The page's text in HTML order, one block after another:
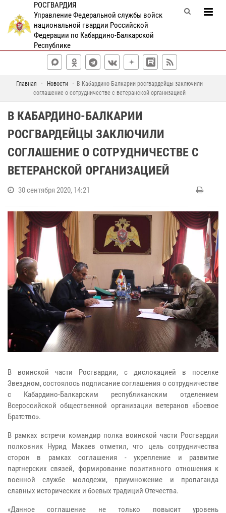
РОСГВАРДИЯ
Управление Федеральной службы войск
национальной гвардии Российской
Федерации по Кабардино-Балкарской
Республике
Главная Новости
В Кабардино-Балкарии росгвардейцы заключили
соглашение о сотрудничестве с ветеранской организацией
В КАБАРДИНО-БАЛКАРИИ
РОСГВАРДЕЙЦЫ ЗАКЛЮЧИЛИ
СОГЛАШЕНИЕ О СОТРУДНИЧЕСТВЕ С
ВЕТЕРАНСКОЙ ОРГАНИЗАЦИЕЙ
30 сентября 2020, 14:21
В воинской части Росгвардии, с дислокацией в поселке
Звездном, состоялось подписание соглашения о сотрудничестве
с Кабардино-Балкарским республиканским отделением
Всероссийской общественной организации ветеранов «Боевое
Братство».
В рамках встречи командир полка воинской части Росгвардии
полковник Нурид Макаев отметил, что цель сотрудничества
сторон в рамках соглашения - укрепление и развитие
партнерских связей, формирование позитивного отношения к
военной службе молодежи, приумножение и пропаганда
славных исторических и боевых традиций Отечества.
«Данное соглашение не только повысит уровень